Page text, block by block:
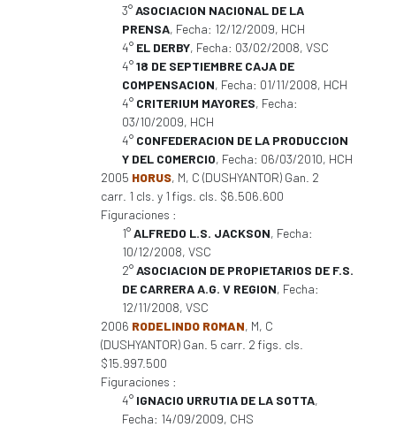
3°ASOCIACION NACIONAL DE LA
PRENSA, Fecha: 12/12/2009, HCH
4° EL DERBY, Fecha: 03/02/2008, VSC
4°18 DE SEPTIEMBRE CAJA DE
COMPENSACION, Fecha: 01/11/2008, HCH
4° CRITERIUM MAYORES, Fecha:
03/10/2009, HCH
4° CONFEDERACION DE LA PRODUCCION
Y DEL COMERCIO, Fecha: 06/03/2010, HCH
2005 HORUS, M, C (DUSHYANTOR) Gan. 2
carr. 1 cls. y 1 figs. cls. $6.506.600
Figuraciones :
1°ALFREDO L.S. JACKSON, Fecha:
10/12/2008, VSC
2°ASOCIACION DE PROPIETARIOS DE F.S.
DE CARRERA A.G. V REGION, Fecha:
12/11/2008, VSC
2006 RODELINDO ROMAN, M, C
(DUSHYANTOR) Gan. 5 carr. 2 figs. cls.
$15.997.500
Figuraciones :
4° IGNACIO URRUTIA DE LA SOTTA,
Fecha: 14/09/2009, CHS